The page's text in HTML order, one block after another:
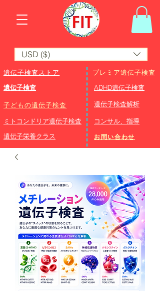
USD ($)
遺伝子検査ストア
遺伝子検査
子どもの遺伝子検査
ミトコンドリア遺伝子検査
遺伝子栄養クラス
プレミア遺伝子検査
ADHD遺伝子検査
​遺伝子検査解析
コンサル、指導
お問い合わせ